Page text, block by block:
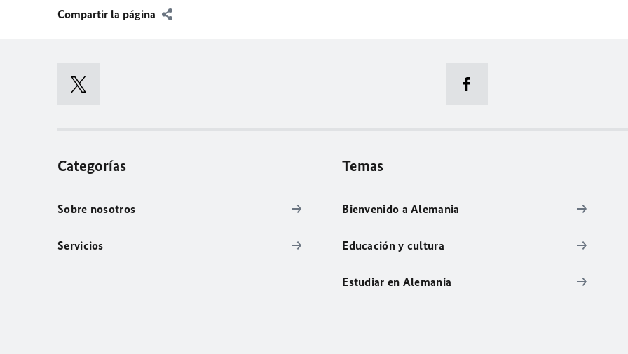
Compartir la página
Categorías
Sobre nosotros
Servicios
Temas
Bienvenido a Alemania
Educación y cultura
Estudiar en Alemania